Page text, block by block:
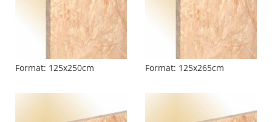
Format: 125x250cm Format: 125x265cm